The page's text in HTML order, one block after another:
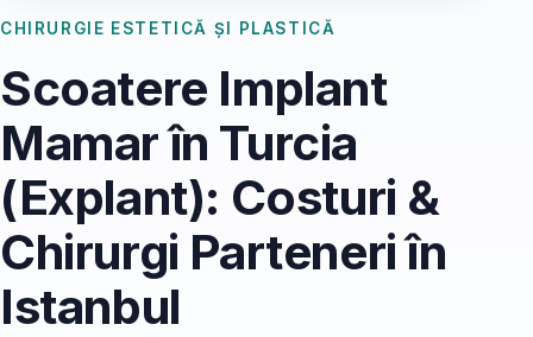
CHIRURGIE ESTETICĂ ȘI PLASTICĂ
Scoatere Implant
Mamar în Turcia
(Explant): Costuri &
Chirurgi Parteneri în
Istanbul